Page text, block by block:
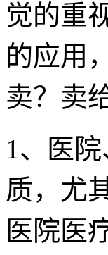
觉的重
的应用
卖？卖
1、医
质，尤
医院医